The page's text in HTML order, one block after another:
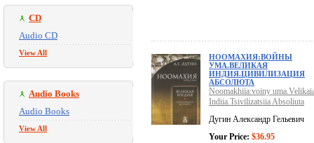
CD
Audio CD
View All
Audio Books
Audio Books
View All
НООМАХИЯ:ВОЙНЫ
УМА.ВЕЛИКАЯ
ИНДИЯ.ЦИВИЛИЗАЦИЯ
АБСОЛЮТА
Noomakhiia:voiny
Indiia.Tsivilizatsiia Absoliuta
Дугин Александр Гельевич
Your Price: $36.95